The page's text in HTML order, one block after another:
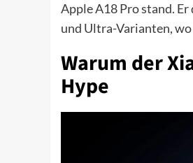
Apple A18 Pro stand.
und Ultra-Varianten,
Warum der
Hype